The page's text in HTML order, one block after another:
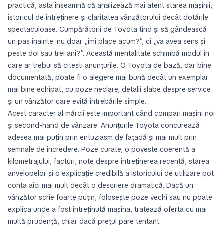
practică, asta înseamnă că analizează mai atent starea mașinii,
istoricul de întreținere și claritatea vânzătorului decât dotările
spectaculoase. Cumpărătorii de Toyota tind și să gândească
un pas înainte: nu doar „îmi place acum?”, ci „va avea sens și
peste doi sau trei ani?”. Această mentalitate schimbă modul în
care ar trebui să citești anunțurile. O Toyota de bază, dar bine
documentată, poate fi o alegere mai bună decât un exemplar
mai bine echipat, cu poze neclare, detalii slabe despre service
și un vânzător care evită întrebările simple.
Acest caracter al mărcii este important când compari mașini noi
și second-hand de vânzare. Anunțurile Toyota concurează
adesea mai puțin prin entuziasm de fațadă și mai mult prin
semnale de încredere. Poze curate, o poveste coerentă a
kilometrajului, facturi, note despre întreținerea recentă, starea
anvelopelor și o explicație credibilă a istoricului de utilizare pot
conta aici mai mult decât o descriere dramatică. Dacă un
vânzător scrie foarte puțin, folosește poze vechi sau nu poate
explica unde a fost întreținută mașina, tratează oferta cu mai
multă prudență, chiar dacă prețul pare tentant.